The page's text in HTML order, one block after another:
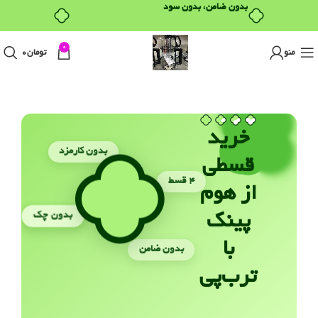
بدون ضامن، بدون سود
منو
0
تومان0
خرید
قسطی
از هوم
پینک
با
ترب‌پی
بدون کارمزد
۴ قسط
بدون چک
بدون ضامن